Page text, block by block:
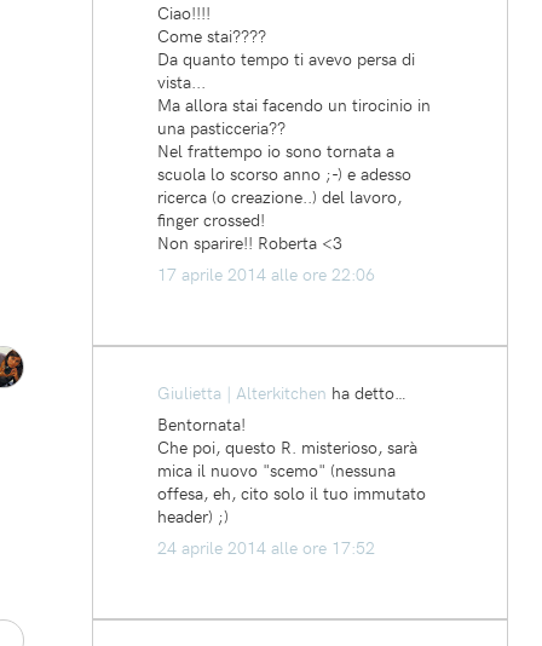
Ciao!!!!
Come stai????
Da quanto tempo ti avevo persa di
vista...
Ma allora stai facendo un tirocinio in
una pasticceria??
Nel frattempo io sono tornata a
scuola lo scorso anno ;-) e adesso
ricerca (o creazione..) del lavoro,
finger crossed!
Non sparire!! Roberta <3
17 aprile 2014 alle ore 22:06
Giulietta | Alterkitchen ha detto…
Bentornata!
Che poi, questo R. misterioso, sarà
mica il nuovo "scemo" (nessuna
offesa, eh, cito solo il tuo immutato
header) ;)
24 aprile 2014 alle ore 17:52